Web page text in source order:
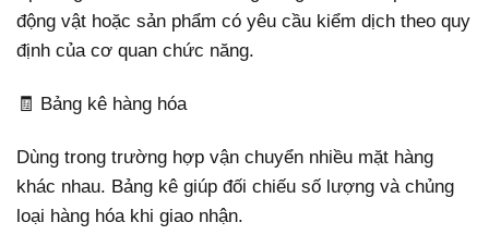
động vật hoặc sản phẩm có yêu cầu kiểm dịch theo quy
định của cơ quan chức năng.
🧾 Bảng kê hàng hóa
Dùng trong trường hợp vận chuyển nhiều mặt hàng
khác nhau. Bảng kê giúp đối chiếu số lượng và chủng
loại hàng hóa khi giao nhận.